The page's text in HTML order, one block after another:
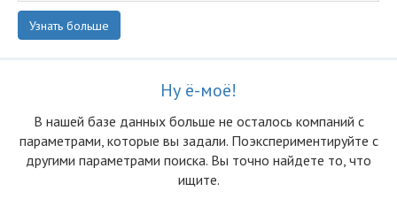
Узнать больше
Ну ё-моё!
В нашей базе данных больше не осталоcь компаний с
параметрами, которые вы задали. Поэкспериментируйте с
другими параметрами поиска. Вы точно найдете то, что
ищите.